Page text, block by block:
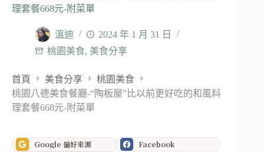
理套餐668元-附菜單
溫迪
2024 年 1 月 31 日
桃園美食, 美食分享
首頁 美食分享
桃園美食
桃園八德美食餐廳-“陶板屋”比以前更好吃的和風料
理套餐668元-附菜單
Google 偏好來源
Facebook